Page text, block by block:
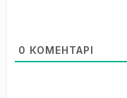
0 КОМЕНТАРІ